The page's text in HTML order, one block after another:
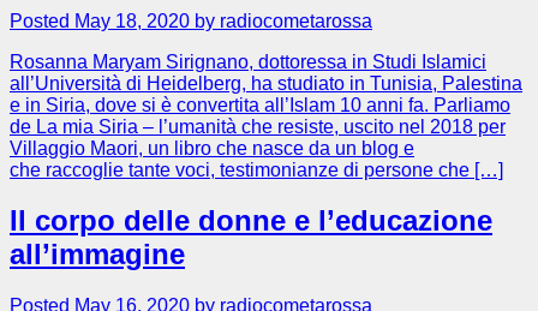
Posted May 18, 2020 by radiocometarossa
Rosanna Maryam Sirignano, dottoressa in Studi Islamici
all’Università di Heidelberg, ha studiato in Tunisia, Palestina
e in Siria, dove si è convertita all’Islam 10 anni fa. Parliamo
de La mia Siria – l’umanità che resiste, uscito nel 2018 per
Villaggio Maori, un libro che nasce da un blog e
che raccoglie tante voci, testimonianze di persone che […]
Il corpo delle donne e l’educazione
all’immagine
Posted May 16, 2020 by radiocometarossa